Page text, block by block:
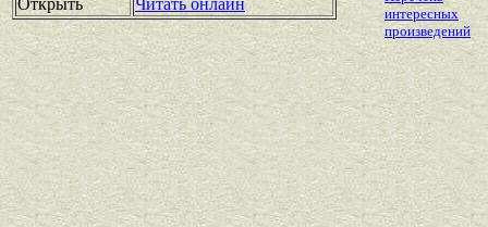
интересных
произведений